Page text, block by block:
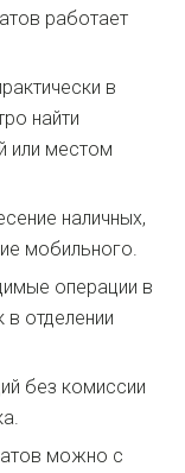
работает
в
найти
или местом
наличных,
мобильного.
операции в
отделении
без комиссии
можно с